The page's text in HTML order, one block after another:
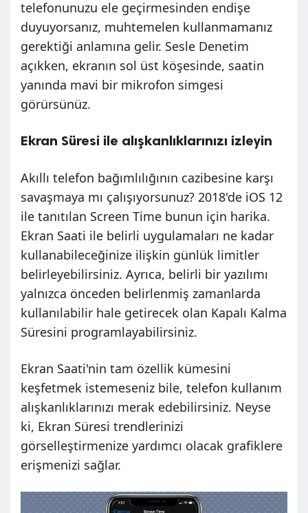
telefonunuzu ele geçirmesinden endişe
duyuyorsanız, muhtemelen kullanmamanız
gerektiği anlamına gelir. Sesle Denetim
açıkken, ekranın sol üst köşesinde, saatin
yanında mavi bir mikrofon simgesi
görürsünüz.
Ekran Süresi ile alışkanlıklarınızı izleyin
Akıllı telefon bağımlılığının cazibesine karşı
savaşmaya mı çalışıyorsunuz? 2018'de iOS 12
ile tanıtılan Screen Time bunun için harika.
Ekran Saati ile belirli uygulamaları ne kadar
kullanabileceğinize ilişkin günlük limitler
belirleyebilirsiniz. Ayrıca, belirli bir yazılımı
yalnızca önceden belirlenmiş zamanlarda
kullanılabilir hale getirecek olan Kapalı Kalma
Süresini programlayabilirsiniz.
Ekran Saati'nin tam özellik kümesini
keşfetmek istemeseniz bile, telefon kullanım
alışkanlıklarınızı merak edebilirsiniz. Neyse
ki, Ekran Süresi trendlerinizi
görselleştirmenize yardımcı olacak grafiklere
erişmenizi sağlar.